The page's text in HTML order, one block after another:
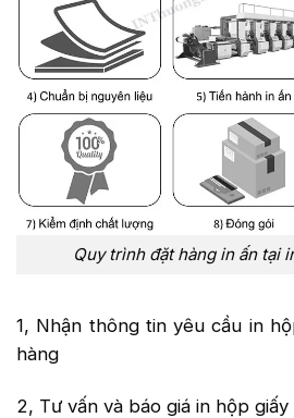
Quy trình đặt hàng in ấn tại
1, Nhận thông tin yêu cầu in
hàng
2, Tư vấn và báo giá in hộp